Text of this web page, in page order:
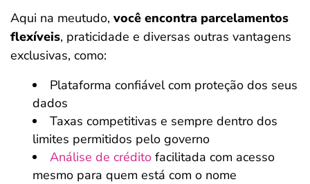
Aqui na meutudo, você encontra parcelamentos
flexíveis, praticidade e diversas outras vantagens
exclusivas, como:
Plataforma confiável com proteção dos seus
dados
Taxas competitivas e sempre dentro dos
limites permitidos pelo governo
Análise de crédito facilitada com acesso
mesmo para quem está com o nome